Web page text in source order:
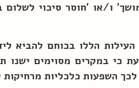
ו/או 'חוסר סיכוי
העילות הללו בכוחם להביא
כי במקרים מסוימים ישנו
השפעות כלכליות מרחיקות